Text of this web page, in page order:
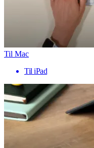
Til Mac
Til iPad